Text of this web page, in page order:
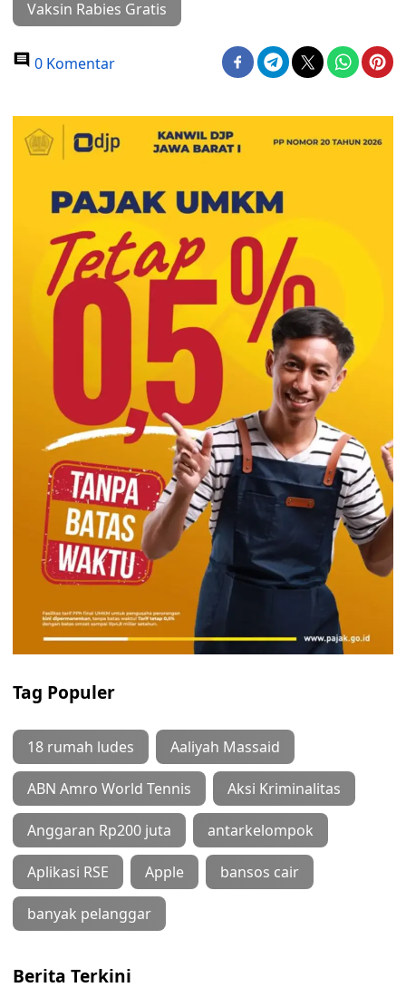
Vaksin Rabies Gratis
0 Komentar
Tag Populer
18 rumah ludes Aaliyah Massaid
ABN Amro World Tennis Aksi Kriminalitas
Anggaran Rp200 juta antarkelompok
Aplikasi RSE Apple bansos cair
banyak pelanggar
Berita Terkini